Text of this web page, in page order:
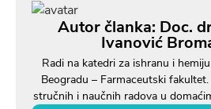
Autor članka: Doc.
Ivanović
Radi na katedri za ishranu i
Beogradu – Farmaceutski
stručnih i naučnih radova u